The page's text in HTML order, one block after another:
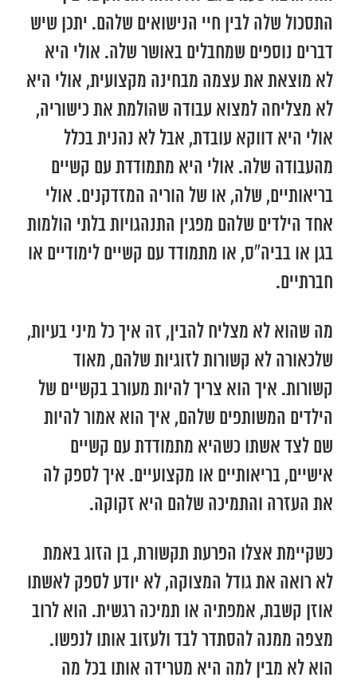
התסכול שלה לבין חיי הנישואים שלהם. יתכן שיש
דברים נוספים שמחבלים באושר שלה. אולי היא
לא מוצאת את עצמה מבחינה מקצועית, אולי היא
לא מצליחה למצוא עבודה שהולמת את כישוריה,
אולי היא דווקא עובדת, אבל לא נהנית בכלל
מהעבודה שלה. אולי היא מתמודדת עם קשיים
בריאותיים, שלה, או של הוריה המזדקנים. אולי
אחד הילדים שלהם מפגין התנהגויות בלתי הולמות
בגן או בביה”ס, או מתמודד עם קשיים לימודיים או
חברתיים.
מה שהוא לא מצליח להבין, זה איך כל מיני בעיות,
שלכאורה לא קשורות לזוגיות שלהם, מאוד
קשורות. איך הוא צריך להיות מעורב בקשיים של
הילדים המשותפים שלהם, איך הוא אמור להיות
שם לצד אשתו כשהיא מתמודדת עם קשיים
אישיים, בריאותיים או מקצועיים. איך לספק לה
את העזרה והתמיכה שלהם היא זקוקה.
כשקיימת אצלו הפרעת תקשורת, בן הזוג באמת
לא רואה את גודל המצוקה, לא יודע לספק לאשתו
אוזן קשבת, אמפתיה או תמיכה רגשית. הוא לרוב
מצפה ממנה להסתדר לבד ולעזוב אותו לנפשו.
הוא לא מבין למה היא מטרידה אותו בכל מה